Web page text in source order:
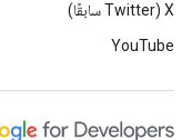
‫X ‏(Twitter سابقًا)
YouTube